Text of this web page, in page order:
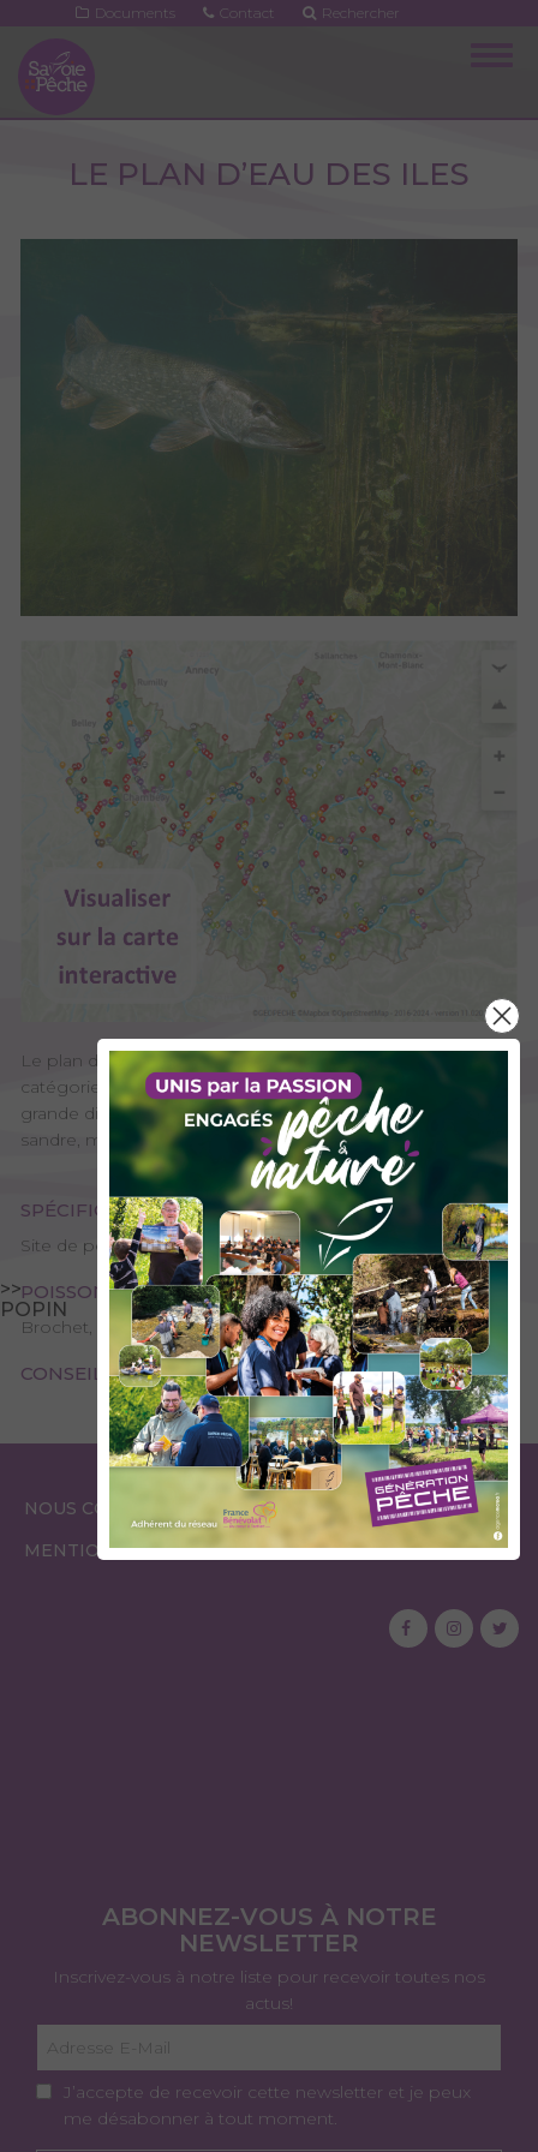
contenu
principal
Documents Contact Rechercher
>>
POPIN
LE PLAN D’EAU DES ILES
Le plan d'eau des Iles est un plan de plaine de 2ème
catégorie, idéal pour une pêche familiale. On y trouve une
grande diversité d'espèces : carpe, brochet et même
sandre, mais pas de salmonidé.
SPÉCIFICITÉS
Site de pêche – 2ème catégorie
POISSONS PRÉSENTS
Brochet, Carpe, Perche commune, Petits poissons blancs
CONSEILS DE PÊCHE
NOUS CONTACTER
MENTIONS LÉGALES
ESPACE
GARDES PÊCHE
ESPACE
ÉLUS
ABONNEZ-VOUS À NOTRE
NEWSLETTER
Inscrivez-vous à notre liste pour recevoir toutes nos
actus!
J’accepte de recevoir cette newsletter et je peux
me désabonner à tout moment.